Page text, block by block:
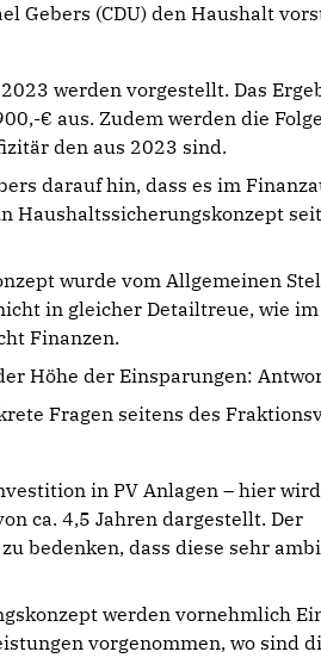
Gebers (CDU) den Haushalt
werden vorgestellt. Das
€ aus. Zudem werden die
den aus 2023 sind.
darauf hin, dass es im
Haushaltssicherungskonzept
wurde vom Allgemeinen
in gleicher Detailtreue, wie im
Finanzen.
Höhe der Einsparungen:
Fragen seitens des
in PV Anlagen – hier
ca. 4,5 Jahren dargestellt. Der
bedenken, dass diese sehr
werden vornehmlich
vorgenommen, wo sind